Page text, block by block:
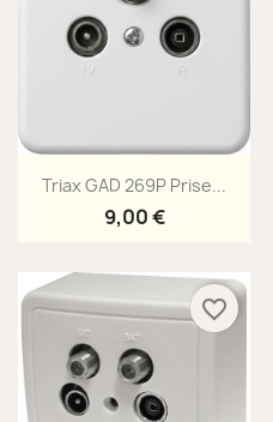
Aperçu rapide
Triax GAD 269P Prise...
9,00 €
favorite_border